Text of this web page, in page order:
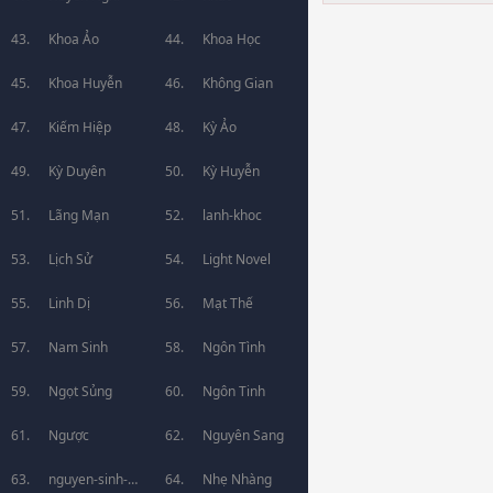
Khoa Ảo Khoa Học
Khoa Huyễn Không Gian
Kiếm Hiệp Kỳ Ảo
Kỳ Duyên Kỳ Huyễn
Lãng Mạn lanh-khoc
Lịch Sử Light Novel
Linh Dị Mạt Thế
Nam Sinh Ngôn Tình
Ngọt Sủng Ngôn Tinh
Ngược Nguyên Sang
nguyen-sinh- Nhẹ Nhàng